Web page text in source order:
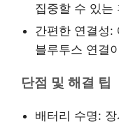
집중할 수 있는
간편한 연결성:
블루투스 연결
단점 및 해결 팁
배터리 수명: